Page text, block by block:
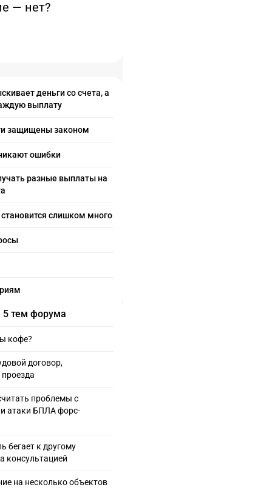
— нет?
деньги со счета, а
выплату
защищены законом
ошибки
разные выплаты на
становится слишком много
5 тем форума
кофе?
договор,
проблемы с
атаки БПЛА форс-
бегает к другому
консультацией
на несколько объектов